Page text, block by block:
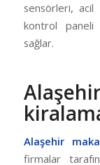
sensörleri, acil
kontrol paneli
sağlar.
Alaşehir
firmalar